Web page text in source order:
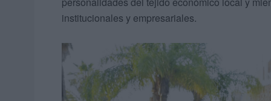
institucionales y empresariales.